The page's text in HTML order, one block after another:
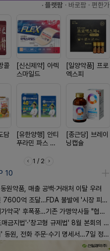
· 플랫팜 · 바로팜 · 편한가
콜
[신신제약] 아렉
스마일드
[일양약품] 프로
엑스피
담
[유한양행] 안티
푸라민 파스 시
[종근당] 브레이
닝캡슐
1 / 2
10
원약품, 매출 공백·거래처 이탈 우려
억 조달…FDA 불발에 '시장 피로감'
국' 후폭풍…기존 가맹약사들 "협의체 만들자"
지법'·'창고형 규제법' 8월 본회의 통과 기류
원, 전화 주문·수기 명세서…7일 정상화 되나